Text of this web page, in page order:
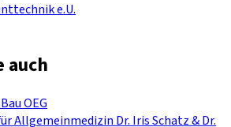
e.U.
auch
OEG
Allgemeinmedizin Dr. Iris Schatz & Dr.